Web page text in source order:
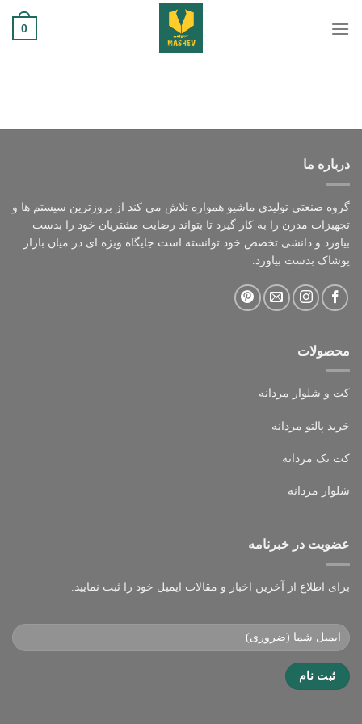
0
درباره ما
گروه صنعتی تولیدی ماشیو همواره تلاش می کند از بروزترین سیستم ها و
تجهیزات مدرن را به کار گیرد تا بتواند رضایت مشتریان خود را بدست
بیاورد و دانشی تخصص خود توانسته است جایگاه ویژه ای در میان بازار
پوشاک بدست بیاورد.
محصولات
کت و شلوار مردانه
خرید پالتو مردانه
کت تک مردانه
شلوار مردانه
عضویت در خبرنامه
برای اطلاع از آخرین اخبار و مقالات ایمیل خود را ثبت نمایید.